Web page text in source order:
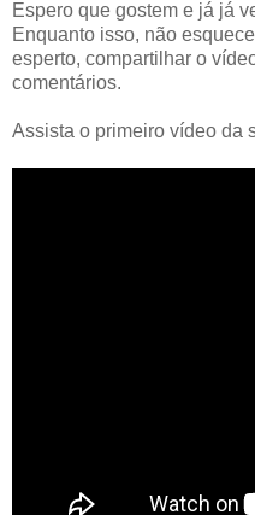
Espero que gostem e já já
Enquanto isso, não
esperto, compartilhar o
comentários.
Assista o primeiro vídeo da